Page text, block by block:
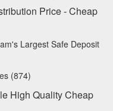
Price - Cheap‎
Largest Safe Deposit
(874)
High Quality Cheap